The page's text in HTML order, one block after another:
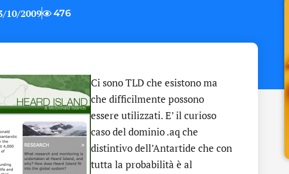
10/2009 476
Ci sono TLD che esistono ma
che difficilmente possono
essere utilizzati. E’ il curioso
caso del dominio .aq che
distintivo dell’Antartide che con
tutta la probabilità è al